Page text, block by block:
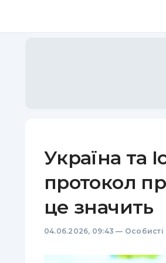
Україна та
протокол
це значить
04.06.2026, 09:43 — Особисті